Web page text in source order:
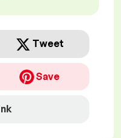
Tweet
Save